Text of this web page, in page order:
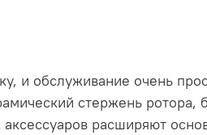
и обслуживание очень
стержень ротора,
расширяют